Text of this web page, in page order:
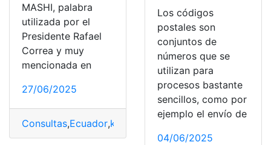
MASHI, palabra
utilizada por el
Presidente Rafael
Correa y muy
mencionada en
27/06/2025
Consultas,Ecuador,kichwa Palabras
Los códigos
postales son
conjuntos de
números que se
utilizan para
procesos bastante
sencillos, como por
ejemplo el envío de
04/06/2025